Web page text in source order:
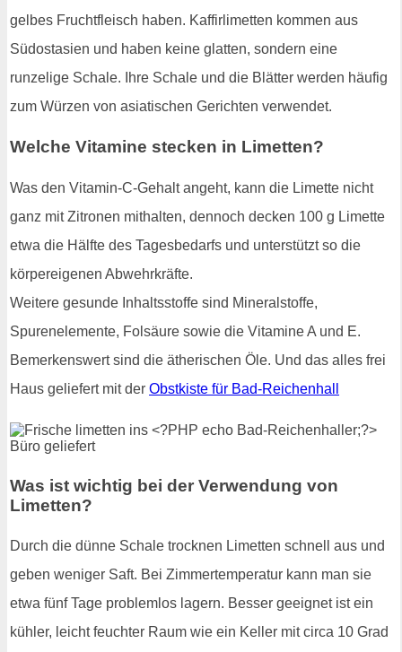
gelbes Fruchtfleisch haben. Kaffirlimetten kommen aus
Südostasien und haben keine glatten, sondern eine
runzelige Schale. Ihre Schale und die Blätter werden häufig
zum Würzen von asiatischen Gerichten verwendet.
Welche Vitamine stecken in Limetten?
Was den Vitamin-C-Gehalt angeht, kann die Limette nicht
ganz mit Zitronen mithalten, dennoch decken 100 g Limette
etwa die Hälfte des Tagesbedarfs und unterstützt so die
körpereigenen Abwehrkräfte.
Weitere gesunde Inhaltsstoffe sind Mineralstoffe,
Spurenelemente, Folsäure sowie die Vitamine A und E.
Bemerkenswert sind die ätherischen Öle. Und das alles frei
Haus geliefert mit der Obstkiste für Bad-Reichenhall
Was ist wichtig bei der Verwendung von
Limetten?
Durch die dünne Schale trocknen Limetten schnell aus und
geben weniger Saft. Bei Zimmertemperatur kann man sie
etwa fünf Tage problemlos lagern. Besser geeignet ist ein
kühler, leicht feuchter Raum wie ein Keller mit circa 10 Grad